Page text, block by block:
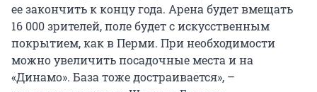
ее закончить к концу года. Арена будет вмещать
16 000 зрителей, поле будет с искусственным
покрытием, как в Перми. При необходимости
можно увеличить посадочные места и на
«Динамо». База тоже достраивается», –